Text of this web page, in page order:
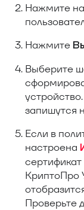
Нажмите на
Нажмите
Выберите
запишутся
Если в
настроена
КриптоПро
Проверьте